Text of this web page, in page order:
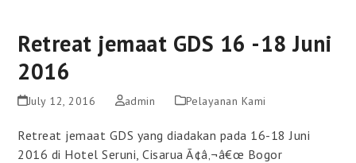
Retreat jemaat GDS 16 -18 Juni
2016
July 12, 2016 admin Pelayanan Kami
Retreat jemaat GDS yang diadakan pada 16-18 Juni
2016 di Hotel Seruni, Cisarua Ã¢â‚¬â€œ Bogor